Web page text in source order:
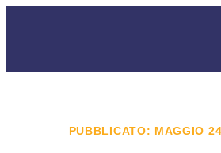
PUBBLICATO: MAGGIO